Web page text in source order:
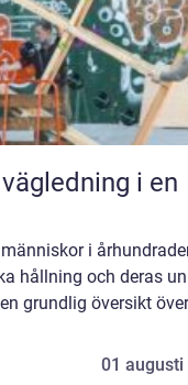
i en
i
hållning och deras
grundlig översikt över
01 augusti